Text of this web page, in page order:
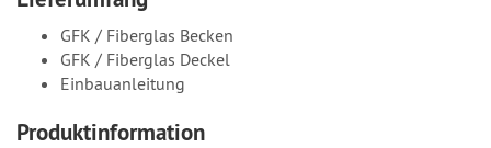
GFK / Fiberglas Becken
GFK / Fiberglas Deckel
Einbauanleitung
Produktinformation